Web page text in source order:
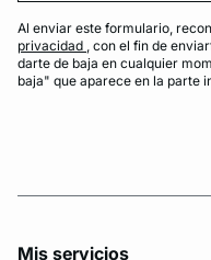
Al enviar este formulario,
privacidad , con el fin de
darte de baja en cualquier
baja" que aparece en la parte
Mis servicios